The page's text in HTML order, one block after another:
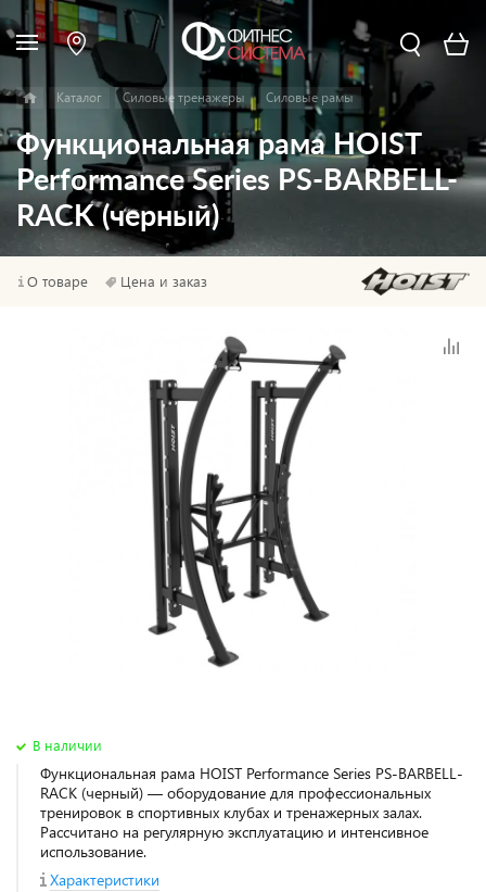
Каталог Силовые тренажеры Силовые рамы
Функциональная рама HOIST
Performance Series PS-BARBELL-
RACK (черный)
О товаре Цена и заказ
В наличии
Функциональная рама HOIST Performance Series PS-BARBELL-
RACK (черный) — оборудование для профессиональных
тренировок в спортивных клубах и тренажерных залах.
Рассчитано на регулярную эксплуатацию и интенсивное
использование.
Характеристики